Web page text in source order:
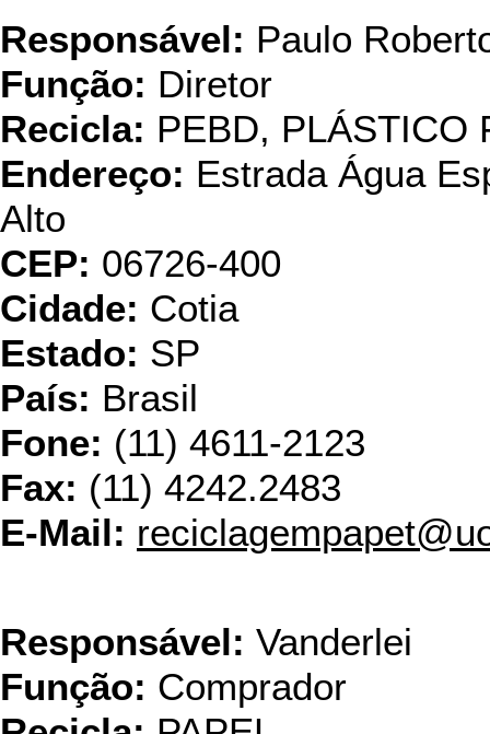
Responsável: Paulo
Função: Diretor
Recicla: PEBD, PLÁSTICO
Endereço: Estrada Água
Alto
CEP: 06726-400
Cidade: Cotia
Estado: SP
País: Brasil
Fone: (11) 4611-2123
Fax: (11) 4242.2483
E-Mail:
Responsável: Vanderlei
Função: Comprador